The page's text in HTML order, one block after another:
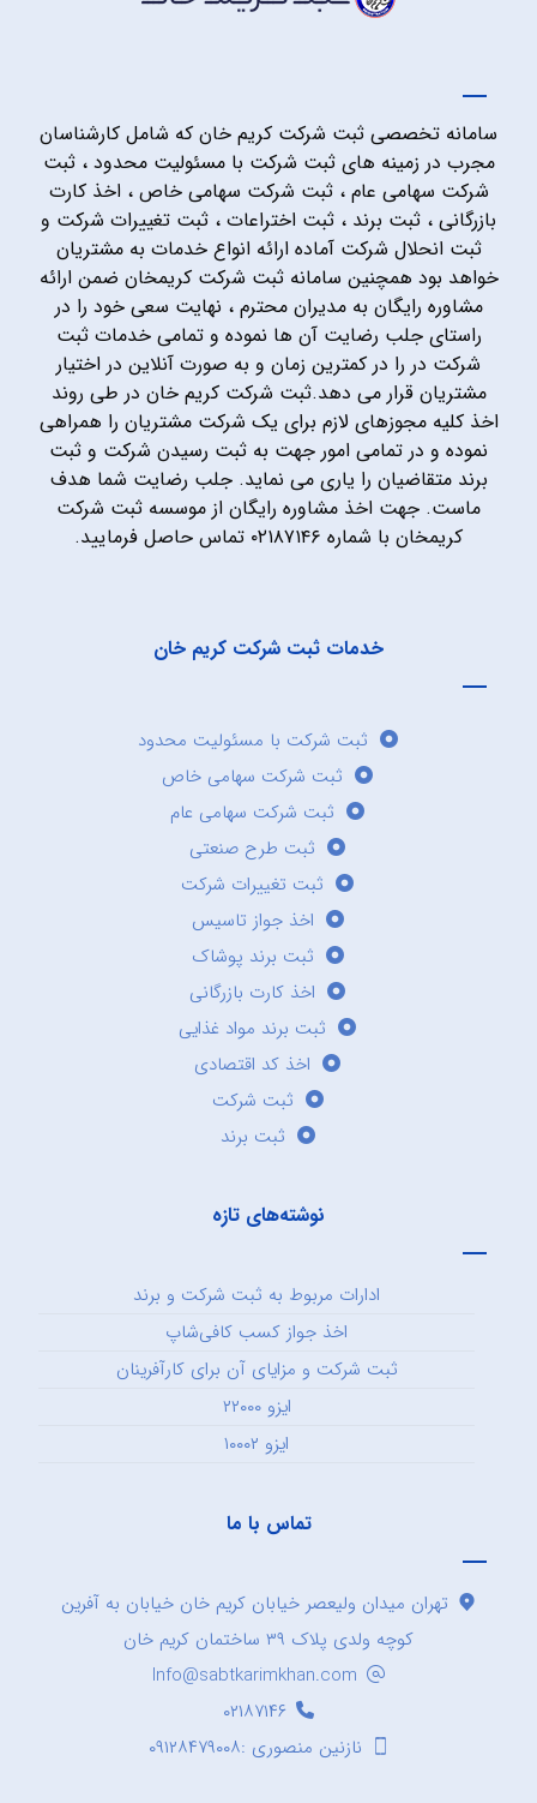
سامانه تخصصی ثبت شرکت کریم خان که شامل کارشناسان
مجرب در زمینه های ثبت شرکت با مسئولیت محدود ، ثبت
شرکت سهامی عام ، ثبت شرکت سهامی خاص ، اخذ کارت
بازرگانی ، ثبت برند ، ثبت اختراعات ، ثبت تغییرات شرکت و
ثبت انحلال شرکت آماده ارائه انواع خدمات به مشتریان
خواهد بود همچنین سامانه ثبت شرکت کریمخان ضمن ارائه
مشاوره رایگان به مدیران محترم ، نهایت سعی خود را در
راستای جلب رضایت آن ها نموده و تمامی خدمات ثبت
شرکت در را در کمترین زمان و به صورت آنلاین در اختیار
مشتریان قرار می دهد.ثبت شرکت کریم خان در طی روند
اخذ کلیه مجوزهای لازم برای یک شرکت مشتریان را همراهی
نموده و در تمامی امور جهت به ثبت رسیدن شرکت و ثبت
برند متقاضیان را یاری می نماید. جلب رضایت شما هدف
ماست. جهت اخذ مشاوره رایگان از موسسه ثبت شرکت
کریمخان با شماره ۰۲۱۸۷۱۴۶ تماس حاصل فرمایید.
خدمات ثبت شرکت کریم خان
ثبت شرکت با مسئولیت محدود
ثبت شرکت سهامی خاص
ثبت شرکت سهامی عام
ثبت طرح صنعتی
ثبت تغییرات شرکت
اخذ جواز تاسیس
ثبت برند پوشاک
اخذ کارت بازرگانی
ثبت برند مواد غذایی
اخذ کد اقتصادی
ثبت شرکت
ثبت برند
نوشته‌های تازه
ادارات مربوط به ثبت شرکت و برند
اخذ جواز کسب کافی‌شاپ
ثبت شرکت و مزایای آن برای کارآفرینان
ایزو ۲۲۰۰۰
ایزو ۱۰۰۰۲
تماس با ما
تهران میدان ولیعصر خیابان کریم خان خیابان به آفرین
کوچه ولدی پلاک ۳۹ ساختمان کریم خان
Info@sabtkarimkhan.com
۰۲۱۸۷۱۴۶
نازنین منصوری :۰۹۱۲۸۴۷۹۰۰۸